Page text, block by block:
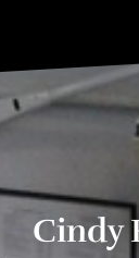
Cindy